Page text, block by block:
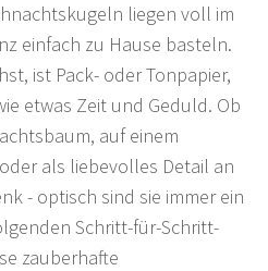
liegen voll im
einfach zu Hause basteln.
ist Pack- oder Tonpapier,
etwas Zeit und Geduld. Ob
auf einem
als liebevolles Detail an
- optisch sind sie immer ein
Schritt-für-Schritt-
zauberhafte